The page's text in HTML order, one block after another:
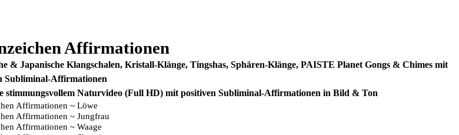
Affirmationen
& Japanische Klangschalen, Kristall-Klänge, Tingshas, Sphären-Klänge, PAISTE Planet Gongs & Chimes mit
Subliminal-Affirmationen
stimmungsvollem Naturvideo (Full HD) mit positiven Subliminal-Affirmationen in Bild & Ton
Affirmationen ~ Löwe
Affirmationen ~ Jungfrau
Affirmationen ~ Waage